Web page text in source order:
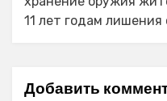
11 лет годам лишения
Добавить